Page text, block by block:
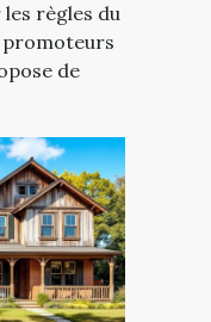
règles du
promoteurs
de